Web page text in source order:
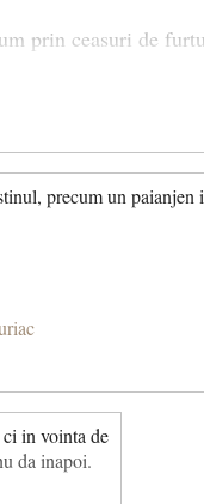
prin ceasuri de
ca asa va fi si maine…
fata sortii rele,
de granit.
precum un paianjen
in vointa de
da inapoi.